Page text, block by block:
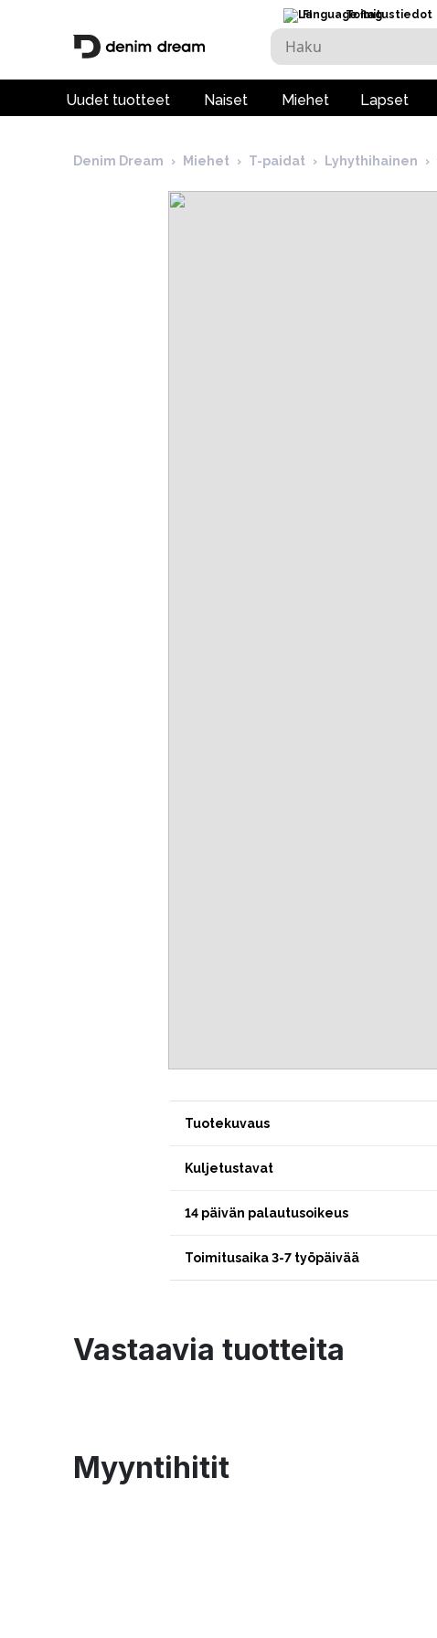
FI Toimitustiedot
Uudet tuotteet Naiset Miehet Lapset
Denim Dream › Miehet › T-paidat › Lyhythihainen ›
Tuotekuvaus
Kuljetustavat
14 päivän palautusoikeus
Toimitusaika 3-7 työpäivää
Vastaavia tuotteita
Myyntihitit